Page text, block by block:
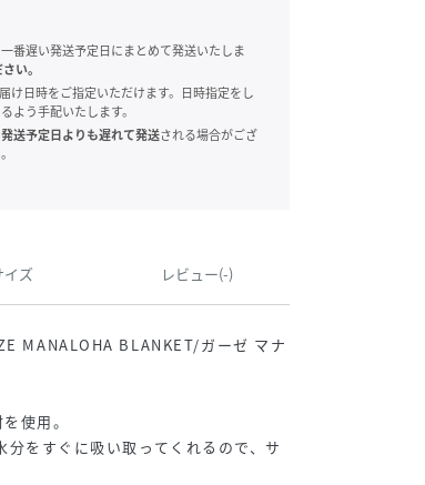
番遅い発送予定日にまとめて発送いたしま
い。
日時をご指定いただけます。日時指定をし
よう手配いたします。
送予定日よりも遅れて発送される場合がござ
イズ レビュー(-)
MANALOHA BLANKET/ガーゼ マナ
使用。
をすぐに吸い取ってくれるので、サ